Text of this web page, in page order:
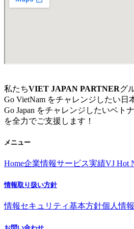
私たちVIET JAPAN PARTNERグ
Go VietNam をチャレンジしたい日
Go Japan をチャレンジしたいベト
を全力でご支援します！
メニュー
Home企業情報サービス実績VJ Hot
情報取り扱い方針
情報セキュリティ基本方針個人情